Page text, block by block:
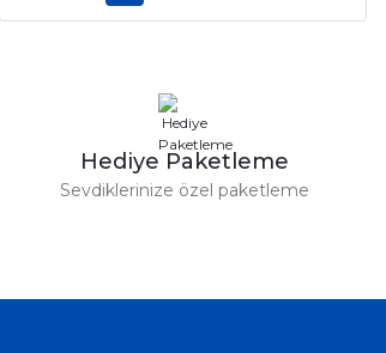
Hediye Paketleme
Sevdiklerinize özel paketleme